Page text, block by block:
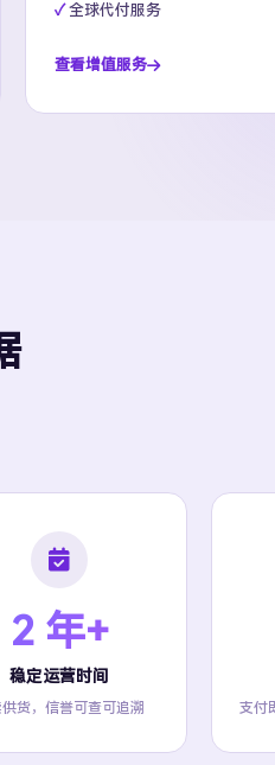
全球代付服务
查看增值服务
2 年+
稳定运营时间
货，信誉可查可追溯 支付